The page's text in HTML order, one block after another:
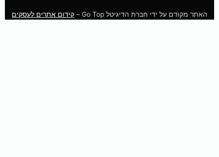
o
o
g
r
b
e
האתר מקודם על ידי חברת הדיגיטל Go Top – קידום אתרים לעסקים